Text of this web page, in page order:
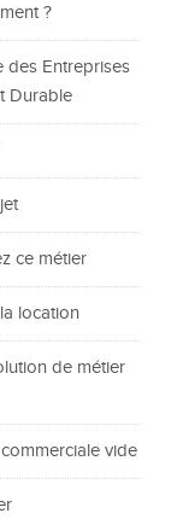
?
des Entreprises
Durable
ce métier
location
de métier
vide